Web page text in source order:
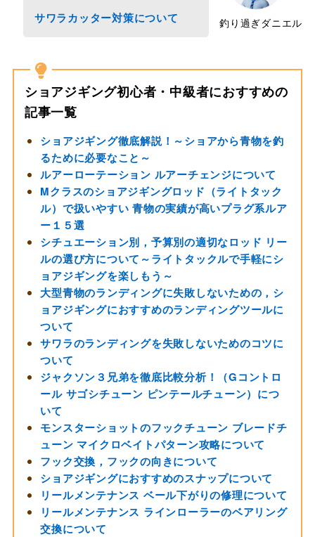
釣り過ぎダニエル
サワラカッター対策について
ショアジギング初心者・中級者におすすめの
記事一覧
ショアジギング徹底解説！～ショアから青物を釣
るために必要なこと～
ルアーローテーション ルアーチェンジについて
Mクラスのショアジギングロッド（ライトタック
ル）で扱いやすい 青物の実績が高いプラグ系ルア
ー１５選
シチュエーション別，予算別の適切なロッド リー
ルの選び方について～ライトタックルで手軽にシ
ョアジギングを楽しもう～
大型青物のランディングに失敗しないための，シ
ョアジギングにおすすめのランディングツールに
ついて
サワラのランディングを失敗しないためのコツに
ついて
ジャクソン３兄弟を徹底比較分析！（Gコントロ
ール サゴシチューン ピンテールチューン）につ
いて
モンスターショットのフックチューン ブレードチ
ューン マイクロベイトパターン攻略について
フック交換，フックの向きについて
ショアジギングにおすすめのスナップについて
リールメンテナンス ベール下がりの修理について
リールメンテナンス ラインローラーのベアリング
交換について